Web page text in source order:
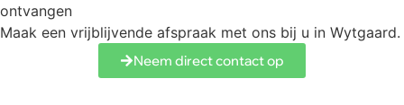
ontvangen
Maak een vrijblijvende afspraak met ons bij u in Wytgaard.
Neem direct contact op